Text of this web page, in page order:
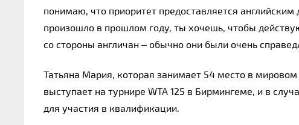
понимаю, что приоритет предоставляется
произошло в прошлом году, ты хочешь, чтобы
со стороны англичан – обычно они были очень
Татьяна Мария, которая занимает 54 место в
выступает на турнире WTA 125 в Бирмингеме, и в
для участия в квалификации.